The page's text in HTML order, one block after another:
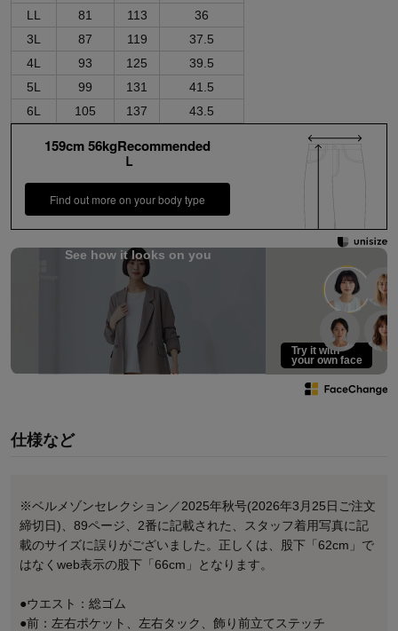
LL
81 113
36
3L
87 119
37.5
4L
93 125
39.5
5L
99 131
41.5
6L
105 137 43.5
159cm 56kgRecommended
Ｌ
Find out more on your body type
See how it looks on you
Try it with
your own face
仕様など
※ベルメゾンセレクション／2025年秋号(2026年3月25日ご注文
締切日)、89ページ、2番に記載された、スタッフ着用写真に記
載のサイズに誤りがございました。正しくは、股下「62cm」で
はなくweb表示の股下「66cm」となります。
●ウエスト：総ゴム
●前：左右ポケット、左右タック、飾り前立てステッチ